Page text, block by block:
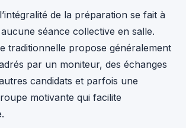
de la préparation se fait à
séance collective en salle.
traditionnelle propose généralement
par un moniteur, des échanges
candidats et parfois une
motivante qui facilite